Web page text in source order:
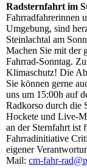
Radsternfahrt im
Fahrradfahrerinnen
Umgebung, sind
Steinlachtal am
Machen Sie mit der
Fahrrad-Sonntag.
Klimaschutz! Die
Sie können gerne
uns um 15:00h auf
Radkorso durch die
Hockete und Live-
an der Sternfahrt ist
Fahrradinitiative
eigener
Mail: cm-fahr-